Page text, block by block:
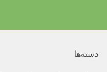
دسته‌ها